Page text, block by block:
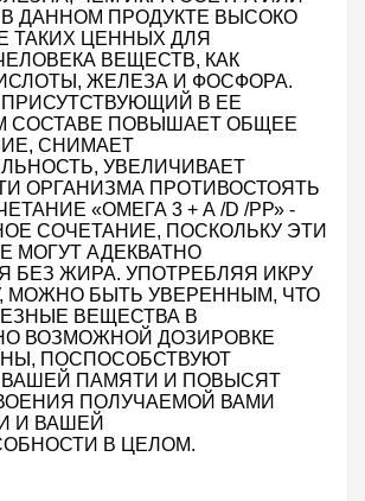
ДАННОМ ПРОДУКТЕ ВЫСОКО
ТАКИХ ЦЕННЫХ ДЛЯ
ВЕЩЕСТВ, КАК
ЖЕЛЕЗА И ФОСФОРА.
ПРИСУТСТВУЮЩИЙ В ЕЕ
СОСТАВЕ ПОВЫШАЕТ ОБЩЕЕ
СНИМАЕТ
УВЕЛИЧИВАЕТ
ОРГАНИЗМА ПРОТИВОСТОЯТЬ
«ОМЕГА 3 + А /D /РР» -
СОЧЕТАНИЕ, ПОСКОЛЬКУ ЭТИ
МОГУТ АДЕКВАТНО
БЕЗ ЖИРА. УПОТРЕБЛЯЯ ИКРУ
МОЖНО БЫТЬ УВЕРЕННЫМ, ЧТО
ВЕЩЕСТВА В
ВОЗМОЖНОЙ ДОЗИРОВКЕ
ПОСПОСОБСТВУЮТ
ПАМЯТИ И ПОВЫСЯТ
ПОЛУЧАЕМОЙ ВАМИ
И ВАШЕЙ
В ЦЕЛОМ.